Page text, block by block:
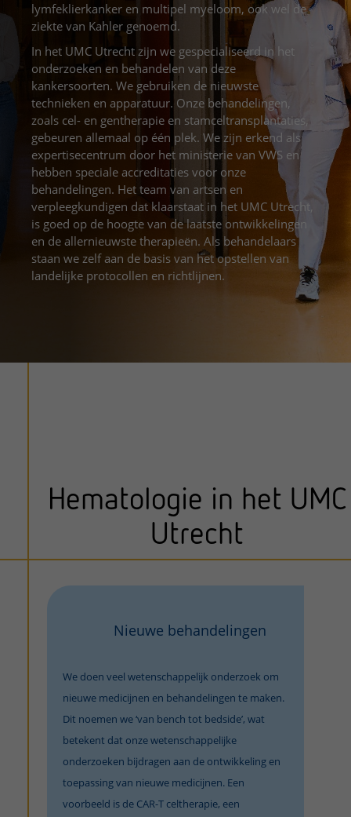
Onderzoeken en diagnostiek
Het Wilhelmina Kinderziekenhuis
Bloedprikken
Wachttijden
Bezoektijden
Wijzigen patiëntgegevens
Mijn UMC Utrecht patiëntportaal
Faciliteiten en voorzieningen
Kwaliteit en veiligheid
Route naar het ziekenhuis
Parkeren
Wegwijs in het ziekenhuis
Contact met polikliniek
Contact met verpleegafdeling
Het Wilhelmina Kinderziekenhuis
Teleconsult aanvragen
Diagnostiek aanvragen
Zorgverlenersportaal
Over UMC Utrecht
Research
Onderwijs
Werken bij het UMC Utrecht
lymfeklierkanker en multipel myeloom, ook wel de
ziekte van Kahler genoemd.
In het UMC Utrecht zijn we gespecialiseerd in het
onderzoeken en behandelen van deze
kankersoorten. We gebruiken de nieuwste
technieken en apparatuur. Onze behandelingen,
zoals cel- en gentherapie en stamceltransplantaties,
gebeuren allemaal op één plek. We zijn erkend als
expertisecentrum door het ministerie van VWS en
hebben speciale accreditaties voor onze
behandelingen. Het team van artsen en
verpleegkundigen dat klaarstaat in het UMC Utrecht,
is goed op de hoogte van de laatste ontwikkelingen
en de allernieuwste therapieën. Als behandelaars
staan we zelf aan de basis van het opstellen van
landelijke protocollen en richtlijnen.
Hematologie in het UMC
Utrecht
Nieuwe behandelingen
We doen veel wetenschappelijk onderzoek om
nieuwe medicijnen en behandelingen te maken.
Dit noemen we ‘van bench tot bedside’, wat
betekent dat onze wetenschappelijke
onderzoeken bijdragen aan de ontwikkeling en
toepassing van nieuwe medicijnen. Een
voorbeeld is de CAR-T celtherapie, een